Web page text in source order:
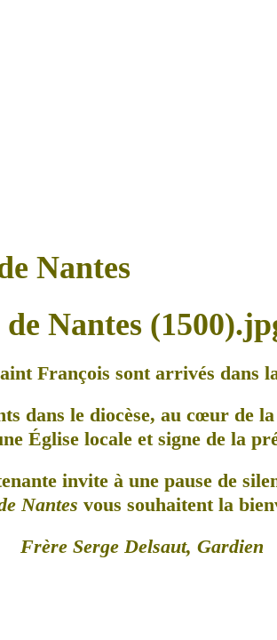
Nantes
François sont arrivés dans
dans le diocèse, au cœur de
Église locale et signe de la
invite à une pause de
Nantes vous souhaitent la
Frère Serge Delsaut, Gardien